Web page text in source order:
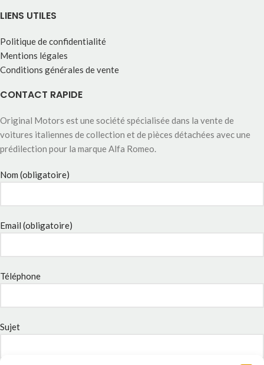
LIENS UTILES
Politique de confidentialité
Mentions légales
Conditions générales de vente
CONTACT RAPIDE
Original Motors est une société spécialisée dans la vente de
voitures italiennes de collection et de pièces détachées avec une
prédilection pour la marque Alfa Romeo.
Nom (obligatoire)
Email (obligatoire)
Téléphone
Sujet